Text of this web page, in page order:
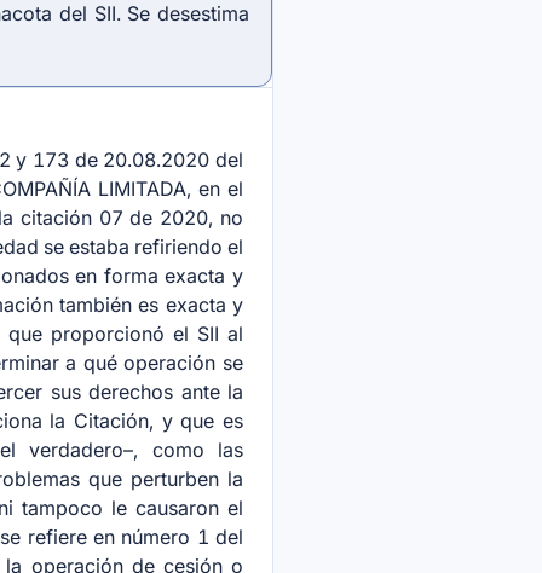
del SII. Se desestima
y 173 de 20.08.2020 del
LIMITADA, en el
citación 07 de 2020, no
se estaba refiriendo el
en forma exacta y
también es exacta y
proporcionó el SII al
a qué operación se
sus derechos ante la
la Citación, y que es
verdadero–, como las
que perturben la
tampoco le causaron el
refiere en número 1 del
operación de cesión o